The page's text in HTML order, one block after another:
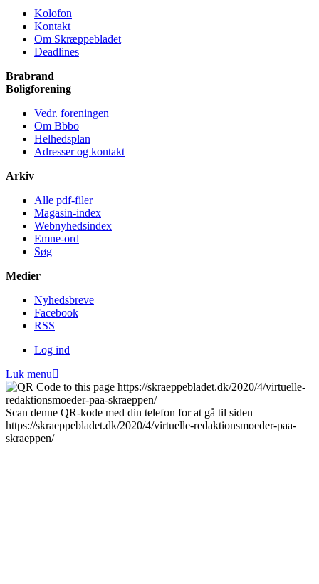
Kolofon
Kontakt
Om Skræppe­bladet
Deadlines
Brabrand
Bolig­forening
Vedr. foreningen
Om Bbbo
Helheds­plan
Adresser og kontakt
Arkiv
Alle pdf-filer
Magasin-index
Webnyhedsindex
Emne-ord
Søg
Medier
Nyheds­breve
Facebook
RSS
Log ind
Luk menu
Scan denne QR-kode med din telefon for at gå til siden
https://skraeppebladet.dk/2020/4/virtuelle-redaktionsmoeder-paa-
skraeppen/